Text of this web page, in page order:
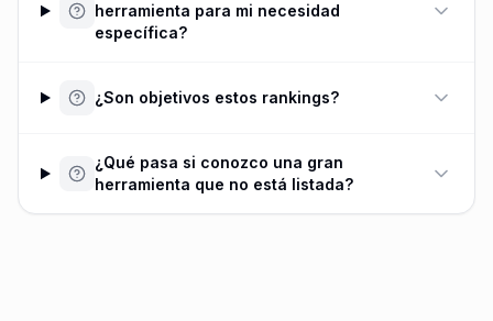
herramienta para mi necesidad
específica?
¿Son objetivos estos rankings?
¿Qué pasa si conozco una gran
herramienta que no está listada?